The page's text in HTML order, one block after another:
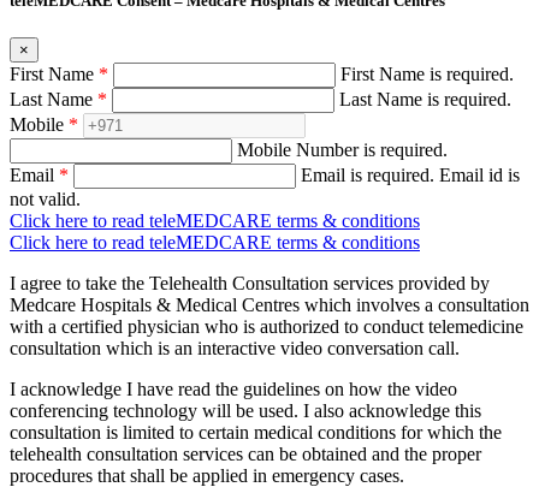
×
First Name *
First Name is required.
Last Name *
Last Name is required.
Mobile *
Mobile Number is required.
Email * Email is required. Email id is
not valid.
Click here to read teleMEDCARE terms & conditions
Click here to read teleMEDCARE terms & conditions
I agree to take the Telehealth Consultation services provided by
Medcare Hospitals & Medical Centres which involves a consultation
with a certified physician who is authorized to conduct telemedicine
consultation which is an interactive video conversation call.
I acknowledge I have read the guidelines on how the video
conferencing technology will be used. I also acknowledge this
consultation is limited to certain medical conditions for which the
telehealth consultation services can be obtained and the proper
procedures that shall be applied in emergency cases.